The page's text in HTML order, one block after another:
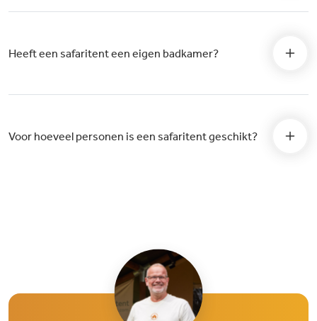
Heeft een safaritent een eigen badkamer?
Voor hoeveel personen is een safaritent geschikt?